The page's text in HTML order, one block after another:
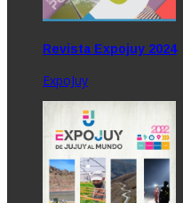
Revista Expojuy 2024
ExpoJuy